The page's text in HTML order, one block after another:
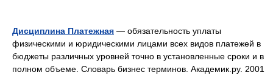
Дисциплина Платежная — обязательность уплаты
физическими и юридическими лицами всех видов платежей в
бюджеты различных уровней точно в установленные сроки и в
полном объеме. Словарь бизнес терминов. Академик.ру. 2001